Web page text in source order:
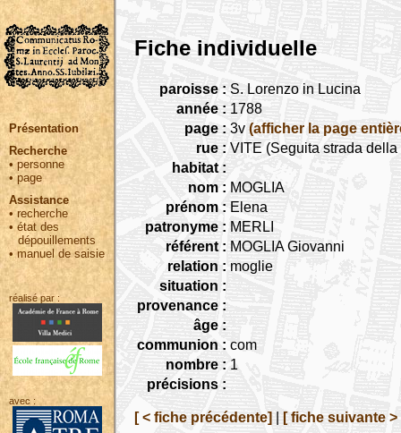
Présentation
Recherche
• personne
•page
Assistance
• recherche
•état des
dépouillements
•manuel de saisie
réalisé par :
avec :
Fiche individuelle
paroisse : S. Lorenzo in Lucina
année : 1788
page : 3v (afficher la page
rue : VITE (Seguita strada
habitat :
nom : MOGLIA
prénom : Elena
patronyme : MERLI
référent : MOGLIA Giovanni
relation : moglie
situation :
provenance :
âge :
communion : com
nombre : 1
précisions :
[ < fiche précédente] [ fiche suivante >